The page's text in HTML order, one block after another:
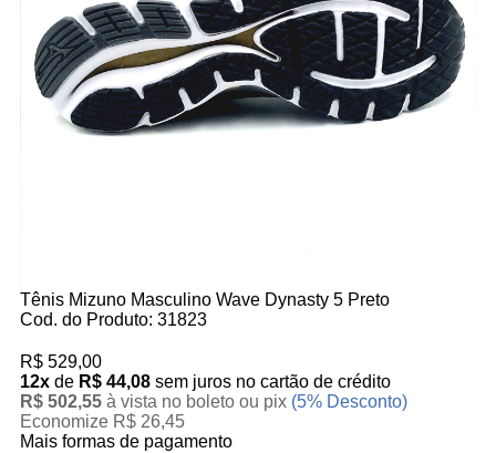
Tênis Mizuno Masculino Wave Dynasty 5 Preto
Cod. do Produto: 31823
R$ 529,00
12xde R$ 44,08 sem juros no cartão de crédito
R$ 502,55 à vista no boleto ou pix (5% Desconto)
Economize R$ 26,45
Mais formas de pagamento